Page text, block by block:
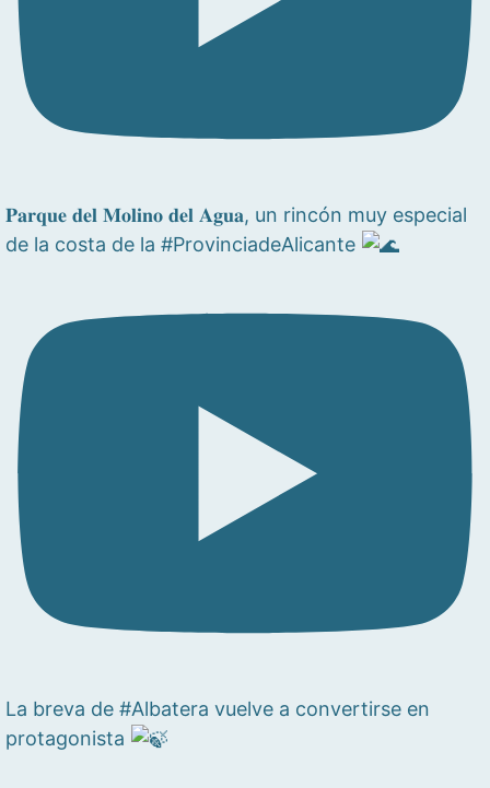
𝐏𝐚𝐫𝐪𝐮𝐞 𝐝𝐞𝐥 𝐌𝐨𝐥𝐢𝐧𝐨 𝐝𝐞𝐥 𝐀𝐠𝐮𝐚, un rincón muy especial
de la costa de la #ProvinciadeAlicante
La breva de #Albatera vuelve a convertirse en
protagonista